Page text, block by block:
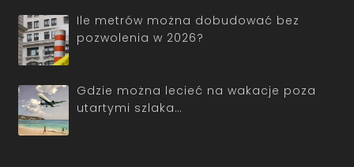
Ile metrów można dobudować bez
pozwolenia w 2026?
Gdzie można lecieć na wakacje poza
utartymi szlaka…